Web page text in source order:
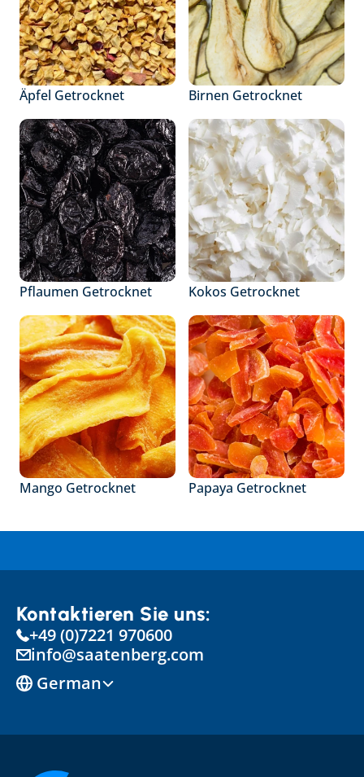
Äpfel Getrocknet Birnen Getrocknet
Pflaumen Getrocknet Kokos Getrocknet
Mango Getrocknet Papaya Getrocknet
Kontaktieren Sie uns:
+49 (0)7221 970600
info@saatenberg.com
German